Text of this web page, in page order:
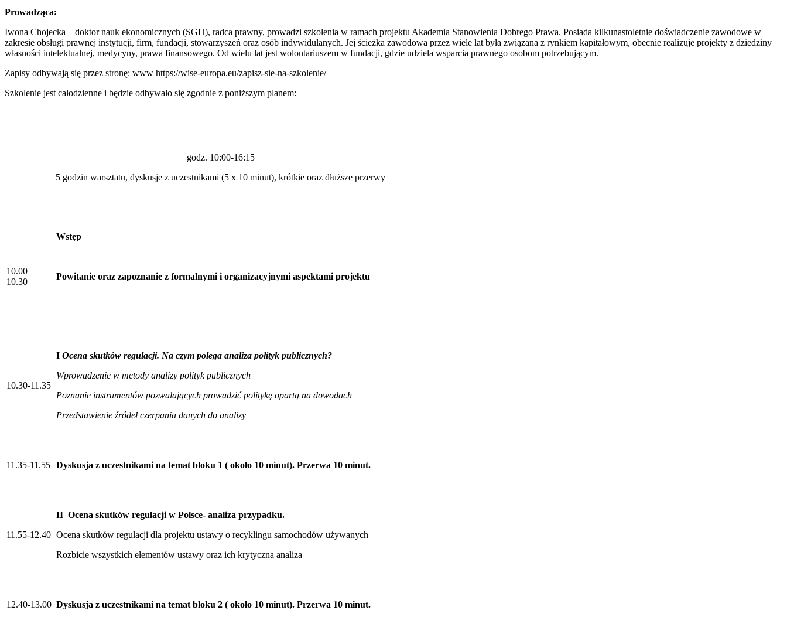
Prowadząca:
Iwona Chojecka – doktor nauk ekonomicznych (SGH), radca prawny, prowadzi szkolenia w ramach projektu Akademia Stanowienia Dobrego Prawa. Posiada kilkunastoletnie doświadczenie zawodowe w
zakresie obsługi prawnej instytucji, firm, fundacji, stowarzyszeń oraz osób indywidulanych. Jej ścieżka zawodowa przez wiele lat była związana z rynkiem kapitałowym, obecnie realizuje projekty z dziedziny
własności intelektualnej, medycyny, prawa finansowego. Od wielu lat jest wolontariuszem w fundacji, gdzie udziela wsparcia prawnego osobom potrzebującym.
Zapisy odbywają się przez stronę: www https://wise-europa.eu/zapisz-sie-na-szkolenie/
Szkolenie jest całodzienne i będzie odbywało się zgodnie z poniższym planem:
godz. 10:00-16:15
5 godzin warsztatu, dyskusje z uczestnikami (5 x 10 minut), krótkie oraz dłuższe przerwy
10.00 –
10.30
Wstęp
Powitanie oraz zapoznanie z formalnymi i organizacyjnymi aspektami projektu
10.30-11.35
I Ocena skutków regulacji. Na czym polega analiza polityk publicznych?
Wprowadzenie w metody analizy polityk publicznych
Poznanie instrumentów pozwalających prowadzić politykę opartą na dowodach
Przedstawienie źródeł czerpania danych do analizy
11.35-11.55 Dyskusja z uczestnikami na temat bloku 1 ( około 10 minut). Przerwa 10 minut.
11.55-12.40
II Ocena skutków regulacji w Polsce- analiza przypadku.
Ocena skutków regulacji dla projektu ustawy o recyklingu samochodów używanych
Rozbicie wszystkich elementów ustawy oraz ich krytyczna analiza
12.40-13.00 Dyskusja z uczestnikami na temat bloku 2 ( około 10 minut). Przerwa 10 minut.